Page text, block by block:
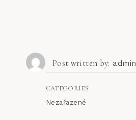
Post written by admin
CATEGORIES
Nezařazené